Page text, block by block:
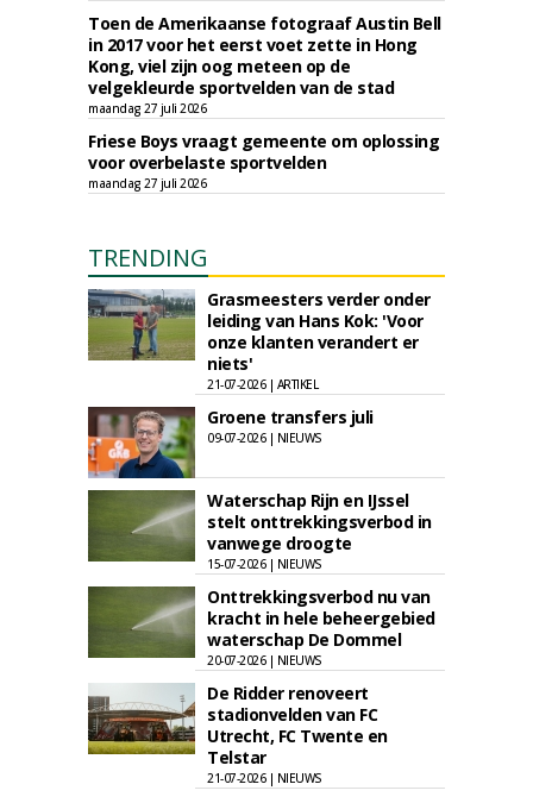
Toen de Amerikaanse fotograaf Austin Bell
in 2017 voor het eerst voet zette in Hong
Kong, viel zijn oog meteen op de
velgekleurde sportvelden van de stad
maandag 27 juli 2026
Friese Boys vraagt gemeente om oplossing
voor overbelaste sportvelden
maandag 27 juli 2026
TRENDING
Grasmeesters verder onder
leiding van Hans Kok: 'Voor
onze klanten verandert er
niets'
21-07-2026 | ARTIKEL
Groene transfers juli
09-07-2026 | NIEUWS
Waterschap Rijn en IJssel
stelt onttrekkingsverbod in
vanwege droogte
15-07-2026 | NIEUWS
Onttrekkingsverbod nu van
kracht in hele beheergebied
waterschap De Dommel
20-07-2026 | NIEUWS
De Ridder renoveert
stadionvelden van FC
Utrecht, FC Twente en
Telstar
21-07-2026 | NIEUWS